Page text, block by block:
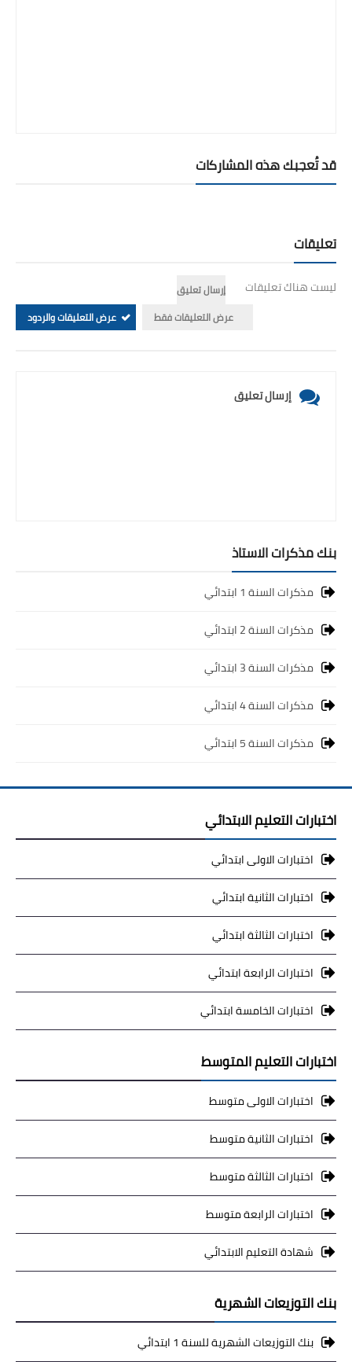
قد تُعجبك هذه المشاركات
تعليقات
ليست هناك تعليقات
إرسال تعليق
عرض التعليقات فقط
عرض التعليقات والردود
إرسال تعليق
بنك مذكرات الاستاذ
مذكرات السنة 1 ابتدائي
مذكرات السنة 2 ابتدائي
مذكرات السنة 3 ابتدائي
مذكرات السنة 4 ابتدائي
مذكرات السنة 5 ابتدائي
اختبارات التعليم الابتدائي
اختبارات الاولى ابتدائي
اختبارات الثانية ابتدائي
اختبارات الثالثة ابتدائي
اختبارات الرابعة ابتدائي
اختبارات الخامسة ابتدائي
اختبارات التعليم المتوسط
اختبارات الاولى متوسط
اختبارات الثانية متوسط
اختبارات الثالثة متوسط
اختبارات الرابعة متوسط
شهادة التعليم الابتدائي
بنك التوزيعات الشهرية
بنك التوزيعات الشهرية للسنة 1 ابتدائي